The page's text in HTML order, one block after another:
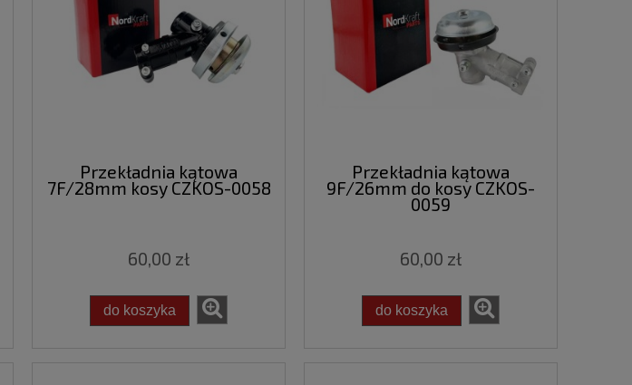
Przekładnia kątowa
7F/28mm kosy CZKOS-0058
60,00 zł
do koszyka
Przekładnia kątowa
9F/26mm do kosy CZKOS-
0059
60,00 zł
do koszyka